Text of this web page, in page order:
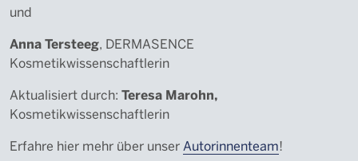
und
Anna Tersteeg, DERMASENCE
Kosmetikwissenschaftlerin
Aktualisiert durch: Teresa Marohn,
Kosmetikwissenschaftlerin
Erfahre hier mehr über unser Autorinnenteam!